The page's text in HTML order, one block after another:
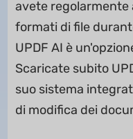
avete regolarmente
formati di file
UPDF AI è
Scaricate subito
suo sistema
di modifica dei